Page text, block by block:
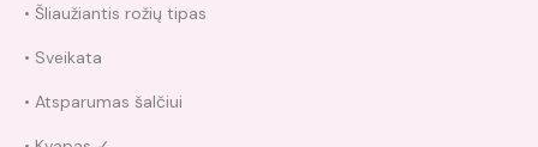
• Šliaužiantis rožių tipas
• Sveikata
• Atsparumas šalčiui